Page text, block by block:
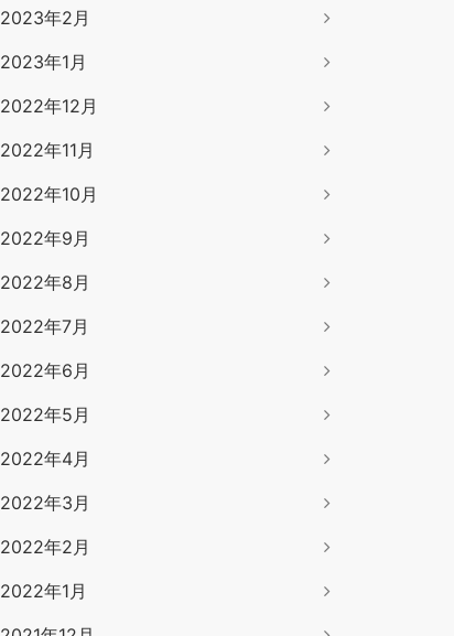
2023年2月
2023年1月
2022年12月
2022年11月
2022年10月
2022年9月
2022年8月
2022年7月
2022年6月
2022年5月
2022年4月
2022年3月
2022年2月
2022年1月